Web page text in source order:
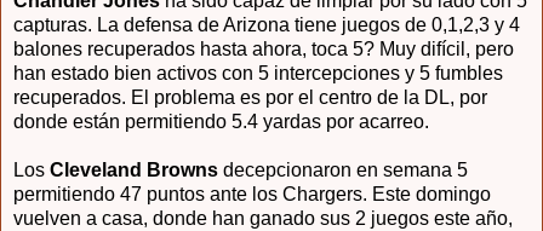
capturas. La defensa de Arizona tiene juegos de 0,1,2,3 y 4
balones recuperados hasta ahora, toca 5? Muy difícil, pero
han estado bien activos con 5 intercepciones y 5 fumbles
recuperados. El problema es por el centro de la DL, por
donde están permitiendo 5.4 yardas por acarreo.
Los Cleveland Browns decepcionaron en semana 5
permitiendo 47 puntos ante los Chargers. Este domingo
vuelven a casa, donde han ganado sus 2 juegos este año,